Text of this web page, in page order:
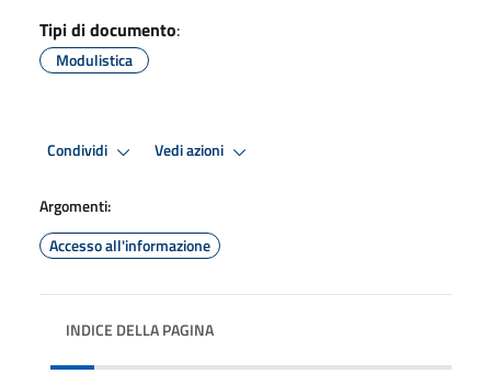
Tipi di documento:
Modulistica
Condividi Vedi azioni
Argomenti:
Accesso all'informazione
INDICE DELLA PAGINA